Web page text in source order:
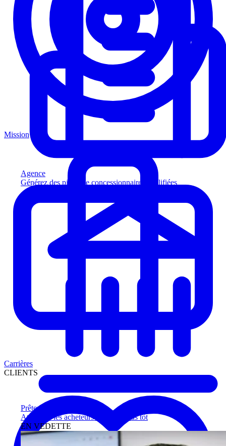
Agence
Générez des pistes de concessionnaires qualifiées
Prêteurs
Atteignez les acheteurs qualifiés plus tôt
EN VEDETTE
Mission
Carrières
CLIENTS